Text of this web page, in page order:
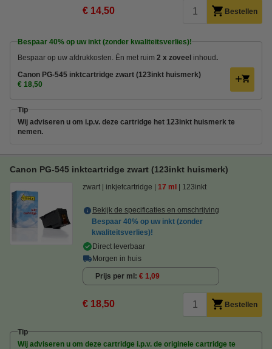
€ 14,50 Bestellen
Bespaar 40% op uw inkt (zonder kwaliteitsverlies)!
Bespaar op uw afdrukkosten. Én met ruim 2 x zoveel inhoud.
Canon PG-545 inktcartridge zwart (123inkt huismerk)
€ 18,50
Tip
Wij adviseren u om i.p.v. deze cartridge het 123inkt huismerk te
nemen.
Canon PG-545 inktcartridge zwart (123inkt huismerk)
zwart inkjetcartridge 17 ml 123inkt
Bekijk de specificaties en omschrijving
Bespaar 40% op uw inkt (zonder
kwaliteitsverlies)!
Direct leverbaar
Morgen in huis
Prijs per ml € 1,09
€ 18,50 Bestellen
Tip
Wij adviseren u om deze cartridge i.p.v. de originele cartridge te